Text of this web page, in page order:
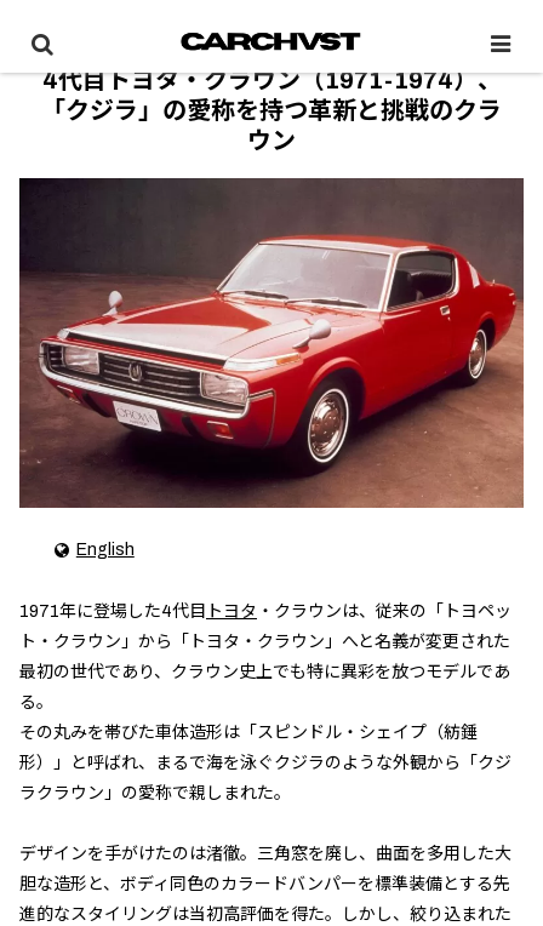
4代目トヨタ・クラウン（1971-1974）、
「クジラ」の愛称を持つ革新と挑戦のクラ
ウン
English
1971年に登場した4代目 トヨタ ・クラウンは、従来の「トヨペッ
ト・クラウン」から「トヨタ・クラウン」へと名義が変更された
最初の世代であり、クラウン史上でも特に異彩を放つモデルであ
る。
その丸みを帯びた車体造形は「スピンドル・シェイプ（紡錘
形）」と呼ばれ、まるで海を泳ぐクジラのような外観から「クジ
ラクラウン」の愛称で親しまれた。
デザインを手がけたのは渚徹。三角窓を廃し、曲面を多用した大
胆な造形と、ボディ同色のカラードバンパーを標準装備とする先
進的なスタイリングは当初高評価を得た。しかし、絞り込まれた